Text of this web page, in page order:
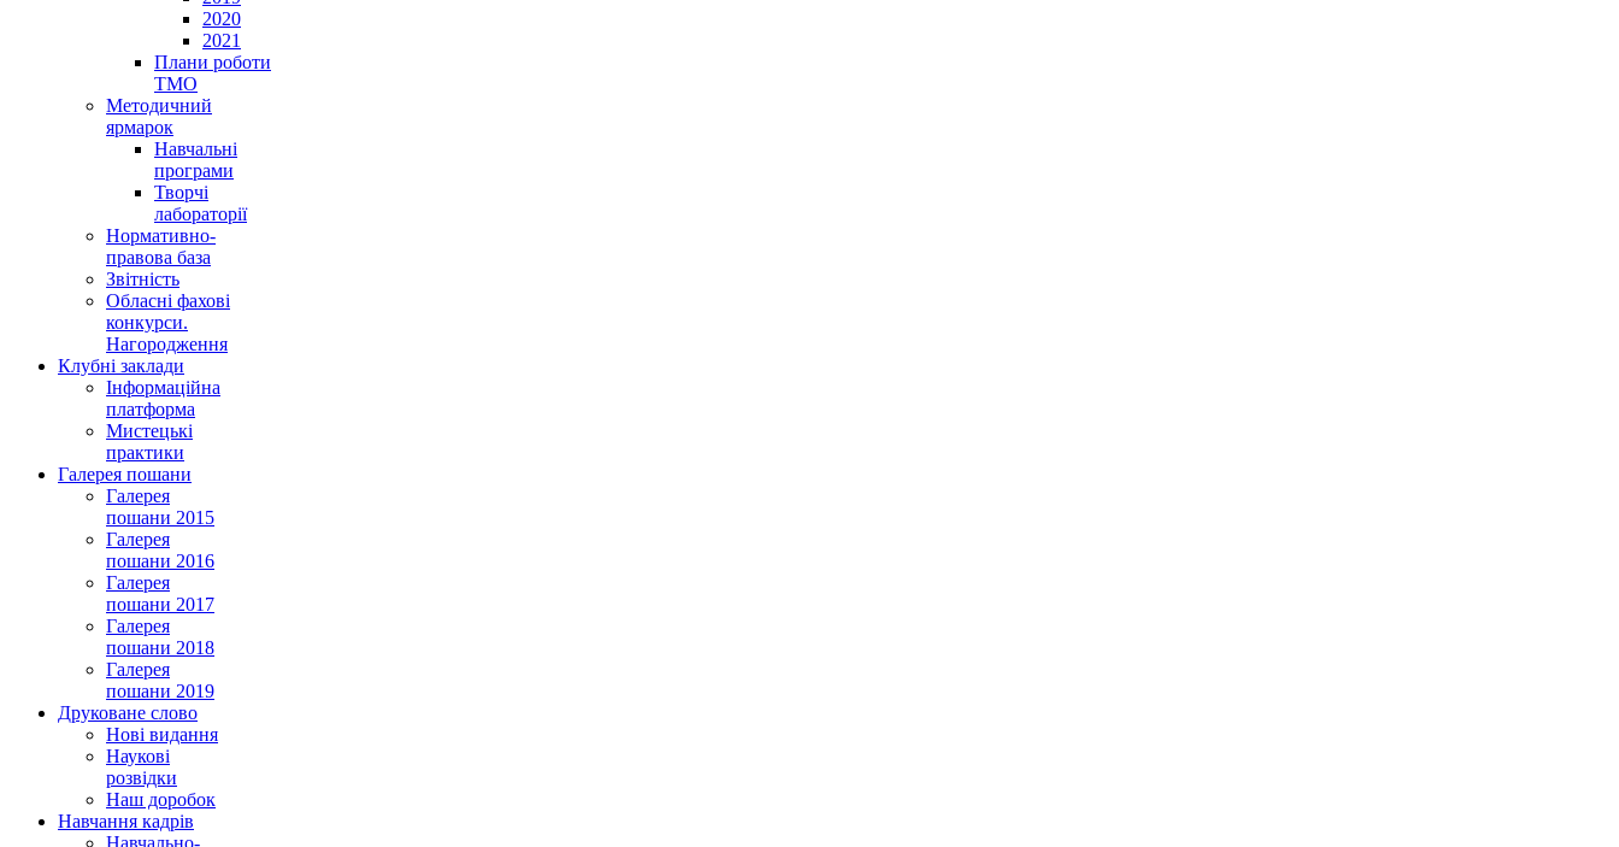
2020
2021
Плани роботи
ТМО
Методичний
ярмарок
Навчальні
програми
Творчі
лабораторії
Нормативно-
правова база
Звітність
Обласні фахові
конкурси.
Нагородження
Клубні заклади
Інформаційна
платформа
Мистецькі
практики
Галерея пошани
Галерея
пошани 2015
Галерея
пошани 2016
Галерея
пошани 2017
Галерея
пошани 2018
Галерея
пошани 2019
Друковане слово
Нові видання
Наукові
розвідки
Наш доробок
Навчання кадрів
Навчально-